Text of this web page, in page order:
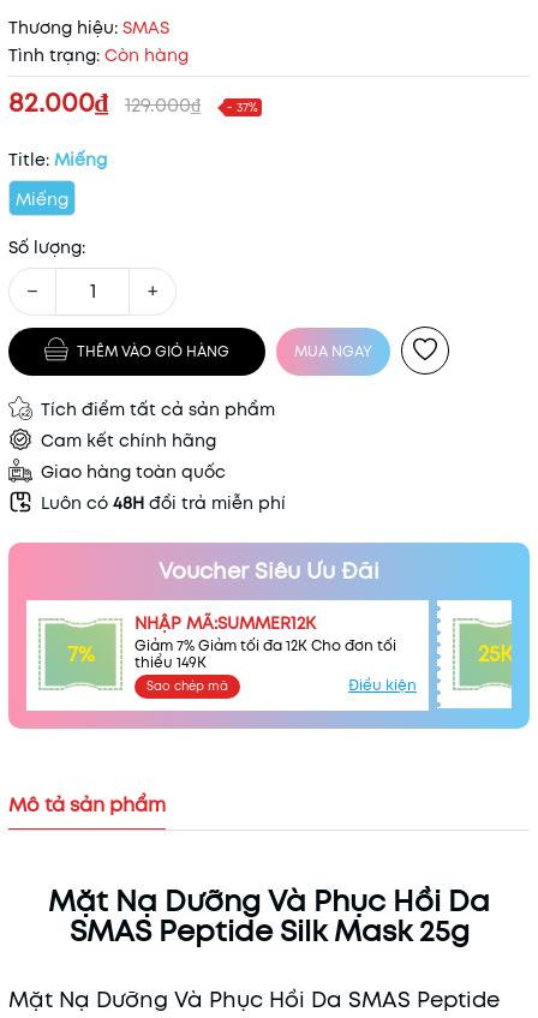
Thương hiệu: SMAS
Tình trạng: Còn hàng
82.000₫ 129.000₫ - 37%
Title: Miếng
Miếng
Số lượng:
− +
THÊM VÀO GIỎ HÀNG MUA NGAY
Tích điểm tất cả sản phẩm
Cam kết chính hãng
Giao hàng toàn quốc
Luôn có 48H đổi trả miễn phí
Voucher Siêu Ưu Đãi
7%
NHẬP MÃ:SUMMER12K
Giảm 7% Giảm tối đa 12K Cho đơn tối
thiểu 149K
Sao chép mã Điều kiện
25K
Mã khuyến mãi:
Mô tả sản phẩm
Mặt Nạ Dưỡng Và Phục Hồi Da
SMAS Peptide Silk Mask 25g
Mặt Nạ Dưỡng Và Phục Hồi Da SMAS Peptide